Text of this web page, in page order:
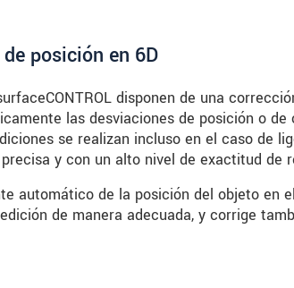
posición en 6D
disponen de una
las desviaciones de posición o
se realizan incluso en el caso de
y con un alto nivel de exactitud de
automático de la posición del objeto en
de manera adecuada, y corrige